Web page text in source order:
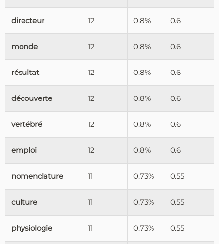
directeur 12 0.8% 0.6
monde 12 0.8% 0.6
résultat 12 0.8% 0.6
découverte 12 0.8% 0.6
vertébré 12 0.8% 0.6
emploi 12 0.8% 0.6
nomenclature 11 0.73% 0.55
culture 11 0.73% 0.55
physiologie 11 0.73% 0.55